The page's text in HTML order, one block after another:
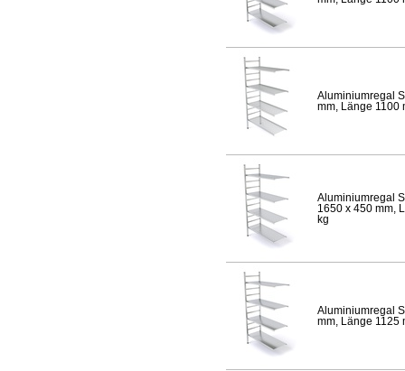
Aluminiumregal
mm, Länge 1100
Aluminiumregal
1650 x 450 mm,
kg
Aluminiumregal
mm, Länge 1125